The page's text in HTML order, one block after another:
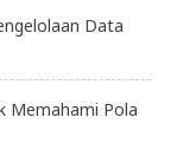
Data
Memahami Pola